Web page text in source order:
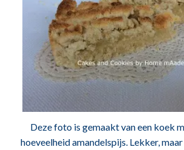
Deze foto is gemaakt van een koek
hoeveelheid amandelspijs. Lekker,